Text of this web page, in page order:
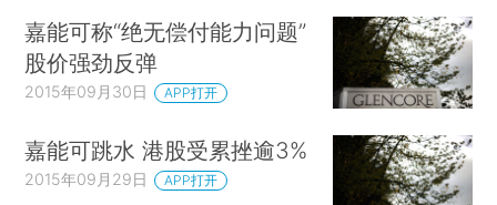
嘉能可称“绝无偿付能力问题”
股价强劲反弹
2015年09月30日 APP打开
嘉能可跳水 港股受累挫逾3%
2015年09月29日 APP打开